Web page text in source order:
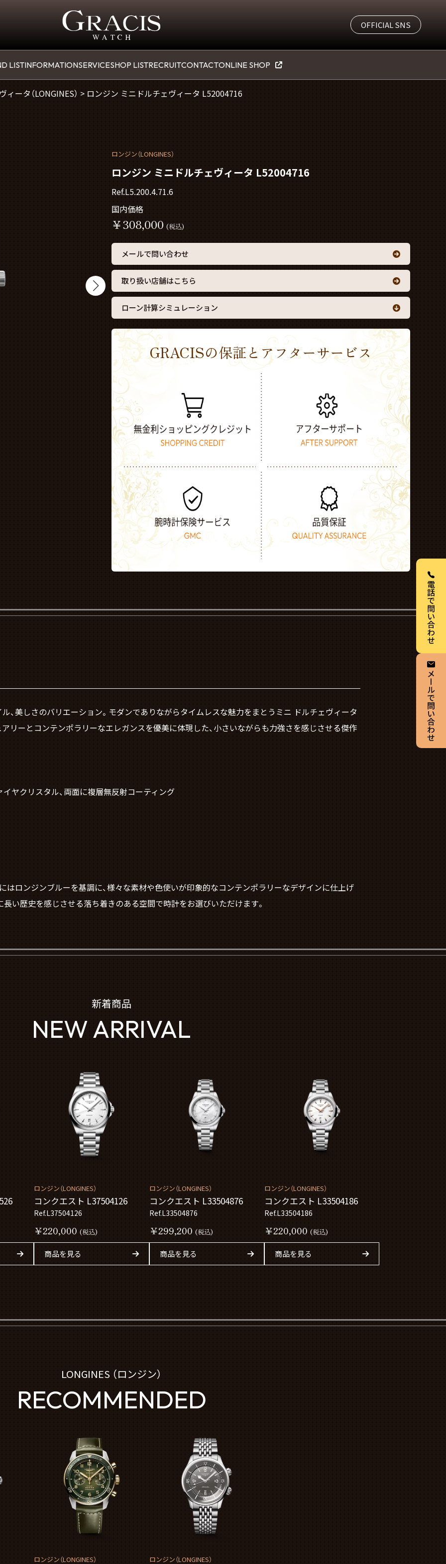
OFFICIAL SNS
LISTINFORMATIONSERVICESHOP LISTRECRUITCONTACTONLINE SHOP
ィータ（LONGINES） > ロンジン ミニドルチェヴィータ L52004716
ロンジン（LONGINES）
ロンジン ミニドルチェヴィータ L52004716
Ref.L5.200.4.71.6
国内価格
￥308,000 (税込)
メールで問い合わせ
取り扱い店舗はこちら
ローン計算シミュレーション
GRACISの保証とアフターサービス
、美しさのバリエーション。モダンでありながらタイムレスな魅力をまとうミニ ドルチェヴィータ
リーとコンテンポラリーなエレガンスを優美に体現した、小さいながらも力強さを感じさせる傑作
ヤクリスタル、両面に複層無反射コーティング
はロンジンブルーを基調に、様々な素材や色使いが印象的なコンテンポラリーなデザインに仕上げ
い歴史を感じさせる落ち着きのある空間で時計をお選びいただけます。
新着商品
NEW ARRIVAL
ロンジン（LONGINES）
コンクエスト L37504126
Ref.L37504126
￥220,000 (税込)
商品を見る
ロンジン（LONGINES）
コンクエスト L33504876
Ref.L33504876
￥299,200 (税込)
商品を見る
ロンジン（LONGINES）
コンクエスト L33504186
Ref.L33504186
￥220,000 (税込)
商品を見る
LONGINES （ロンジン）
RECOMMENDED
ロンジン（LONGINES） ロンジン（LONGINES）